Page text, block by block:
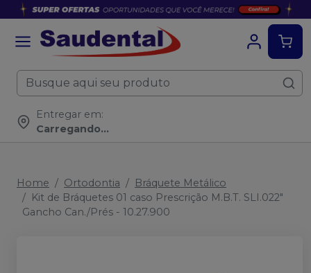
Entregar em:
Carregando...
Home Ortodontia
Bráquete Metálico
Kit de Bráquetes 01 caso Prescrição M.B.T. SLI.022"
Gancho Can./Prés - 10.27.900